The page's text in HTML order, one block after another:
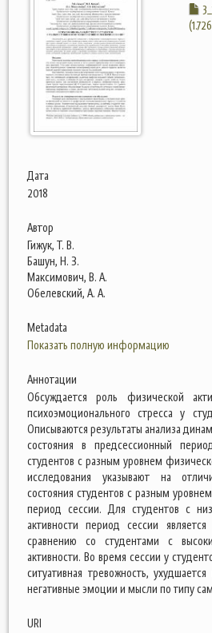
Дата
2018
Автор
Гижук, Т. В.
Башун, Н. З.
Максимович, В. А.
Обелевский, А. А.
Metadata
Показать полную информацию
Аннотации
Обсуждается роль физической
психоэмоционального стресса у
Описываются результаты анализа
состояния в предсессионный
студентов с разным уровнем
исследования указывают на
состояния студентов с разным
период сессии. Для студентов с
активности период сессии
сравнению со студентами с
активности. Во время сессии у
ситуативная тревожность,
негативные эмоции и мысли по типу
URI